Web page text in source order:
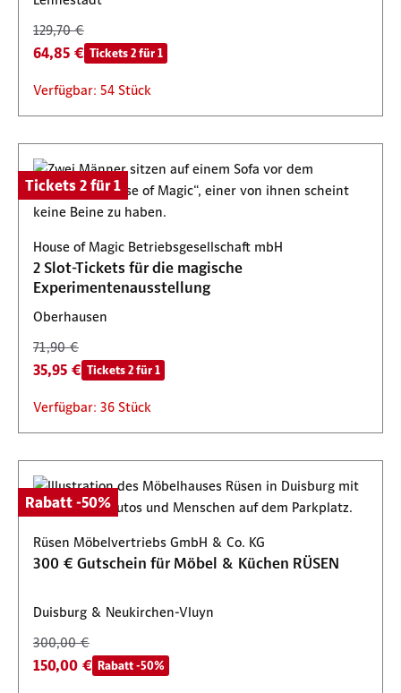
129,70 €
64,85 € Tickets 2 für 1
Verfügbar: 54 Stück
Tickets 2 für 1
House of Magic Betriebsgesellschaft mbH
2 Slot-Tickets für die magische
Experimentenausstellung
Oberhausen
71,90 €
35,95 € Tickets 2 für 1
Verfügbar: 36 Stück
Rabatt -50%
Rüsen Möbelvertriebs GmbH & Co. KG
300 € Gutschein für Möbel & Küchen RÜSEN
Duisburg & Neukirchen-Vluyn
300,00 €
150,00 € Rabatt -50%